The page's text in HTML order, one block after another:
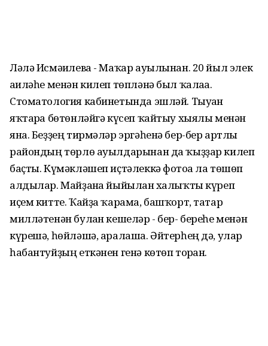
Ләлә Исмәғилева - Маҡар ауылынан. 20 йыл элек
ғаиләһе менән килеп төпләнә был ҡалаға.
Стоматология кабинетында эшләй. Тыуған
яҡтарға бөтөнләйгә күсеп ҡайтыу хыялы менән
яна. Беҙҙең тирмәләр эргәһенә бер-бер артлы
райондың төрлө ауылдарынан да ҡыҙҙар килеп
баҫты. Күмәкләшеп иҫтәлеккә фотоға ла төшөп
алдылар. Майҙанға йыйылған халыҡты күреп
иҫем китте. Ҡайҙа ҡарама, башҡорт, татар
милләтенән булған кешеләр - бер- береһе менән
күрешә, һөйләшә, аралаша. Әйтерһең дә, улар
һабантуйҙың еткәнен генә көтөп торған.